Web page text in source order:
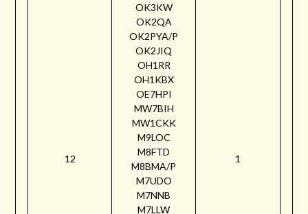
12
OK3KW
OK2QA
OK2PYA/P
OK2JIQ
OH1RR
OH1KBX
OE7HPI
MW7BIH
MW1CKK
M9LOC
M8FTD
M8BMA/P
M7UDO
M7NNB
M7LLW
1